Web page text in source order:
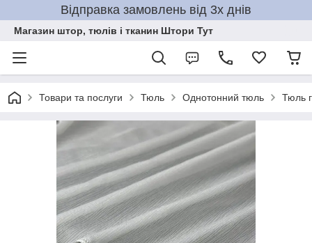
Відправка замовлень від 3х днів
Магазин штор, тюлів і тканин Штори Тут
Товари та послуги Тюль Однотонний тюль Тюль